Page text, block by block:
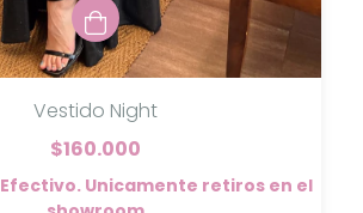
Vestido Night
$160.000
Efectivo. Unicamente retiros en el